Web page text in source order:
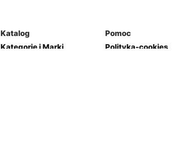
Katalog
Kategorie i Marki
Pomoc
Polityka-cookies